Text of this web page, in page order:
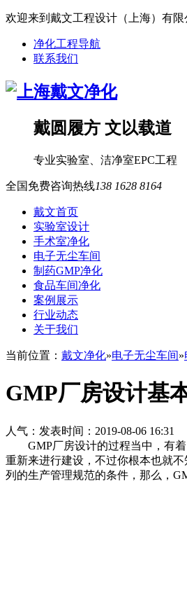
欢迎来到戴文工程设计（上海）有限
净化工程导航
联系我们
戴圆履方 文以载道
专业实验室 洁净室EPC工程
全国免费咨询热线138 1628 8164
戴文首页
实验室设计
手术室净化
电子无尘车间
制药GMP净化
食品车间净化
案例展示
行业动态
关于我们
当前位置： 戴文净化»电子无尘车间»
GMP厂房设计基
人气： 发表时间：2019-08-06 16:31
GMP厂房设计的过程当中，有着
重新来进行建设，不过你根本也就
列的生产管理规范的条件，那么，